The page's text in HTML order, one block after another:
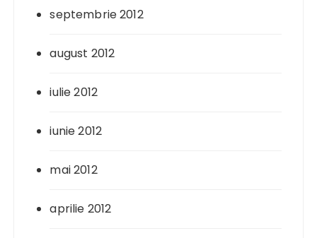
septembrie 2012
august 2012
iulie 2012
iunie 2012
mai 2012
aprilie 2012